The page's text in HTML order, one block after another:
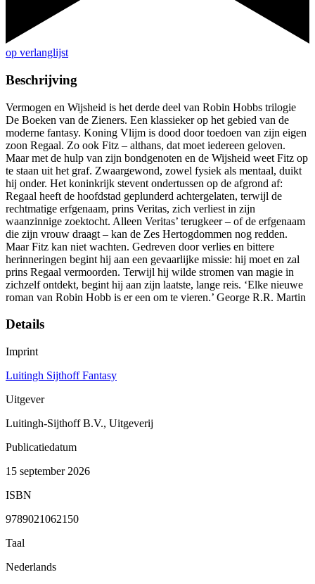
op verlanglijst
Beschrijving
Vermogen en Wijsheid is het derde deel van Robin Hobbs trilogie
De Boeken van de Zieners. Een klassieker op het gebied van de
moderne fantasy. Koning Vlijm is dood door toedoen van zijn eigen
zoon Regaal. Zo ook Fitz – althans, dat moet iedereen geloven.
Maar met de hulp van zijn bondgenoten en de Wijsheid weet Fitz op
te staan uit het graf. Zwaargewond, zowel fysiek als mentaal, duikt
hij onder. Het koninkrijk stevent ondertussen op de afgrond af:
Regaal heeft de hoofdstad geplunderd achtergelaten, terwijl de
rechtmatige erfgenaam, prins Veritas, zich verliest in zijn
waanzinnige zoektocht. Alleen Veritas’ terugkeer – of de erfgenaam
die zijn vrouw draagt – kan de Zes Hertogdommen nog redden.
Maar Fitz kan niet wachten. Gedreven door verlies en bittere
herinneringen begint hij aan een gevaarlijke missie: hij moet en zal
prins Regaal vermoorden. Terwijl hij wilde stromen van magie in
zichzelf ontdekt, begint hij aan zijn laatste, lange reis. ‘Elke nieuwe
roman van Robin Hobb is er een om te vieren.’ George R.R. Martin
Details
Imprint
Luitingh Sijthoff Fantasy
Uitgever
Luitingh-Sijthoff B.V., Uitgeverij
Publicatiedatum
15 september 2026
ISBN
9789021062150
Taal
Nederlands